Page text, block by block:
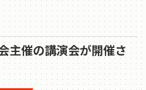
主催の講演会が開催さ